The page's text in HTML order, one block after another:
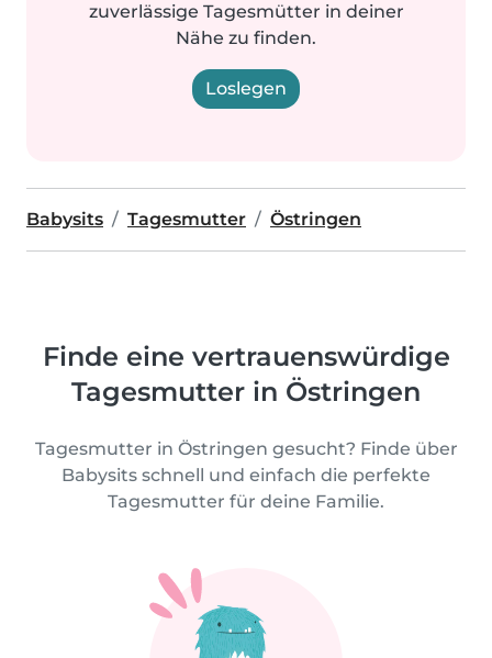
zuverlässige Tagesmütter in deiner
Nähe zu finden.
Loslegen
Babysits Tagesmutter Östringen
Finde eine vertrauenswürdige
Tagesmutter in Östringen
Tagesmutter in Östringen gesucht? Finde über
Babysits schnell und einfach die perfekte
Tagesmutter für deine Familie.